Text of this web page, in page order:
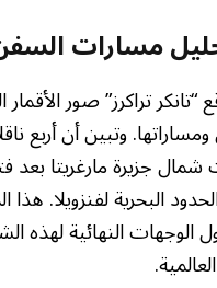
مسارات
تراكرز” صور
وتبين أن أربع
شمال جزيرة مارغريتا
البحرية لفنزويلا. هذا
النهائية لهذه